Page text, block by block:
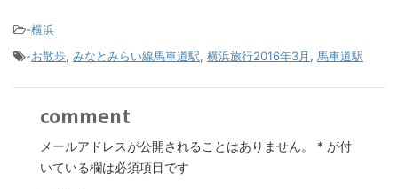
-横浜
-お散歩, みなとみらい線馬車道駅, 横浜旅行2016年3月 , 馬車道駅
comment
メールアドレスが公開されることはありません。 * が付
いている欄は必須項目です